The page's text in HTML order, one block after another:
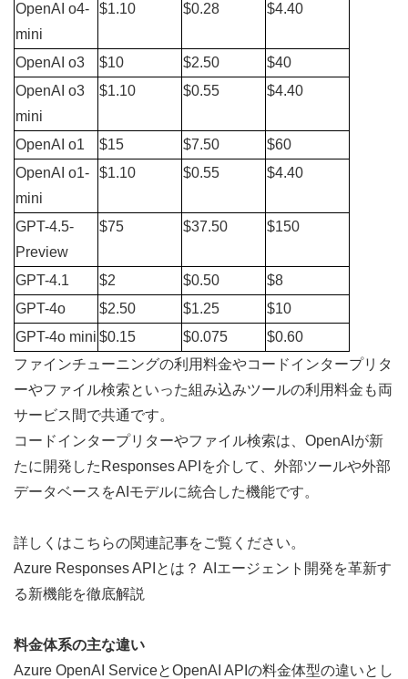
OpenAI o4-
mini
$1.10 $0.28 $4.40
OpenAI o3 $10 $2.50
$40
OpenAI o3
mini
$1.10 $0.55 $4.40
OpenAI o1 $15 $7.50
$60
OpenAI o1-
mini
$1.10 $0.55 $4.40
GPT-4.5-
Preview
$75 $37.50 $150
GPT-4.1 $2 $0.50
$8
GPT-4o
$2.50 $1.25
$10
GPT-4o mini $0.15 $0.075
$0.60
ファインチューニングの利用料金やコードインタープリタ
ーやファイル検索といった組み込みツールの利用料金も両
サービス間で共通です。
コードインタープリターやファイル検索は、OpenAIが新
たに開発したResponses APIを介して、外部ツールや外部
データベースをAIモデルに統合した機能です。
詳しくはこちらの関連記事をご覧ください。
Azure Responses APIとは？ AIエージェント開発を革新す
る新機能を徹底解説
料金体系の主な違い
Azure OpenAI ServiceとOpenAI APIの料金体型の違いとし